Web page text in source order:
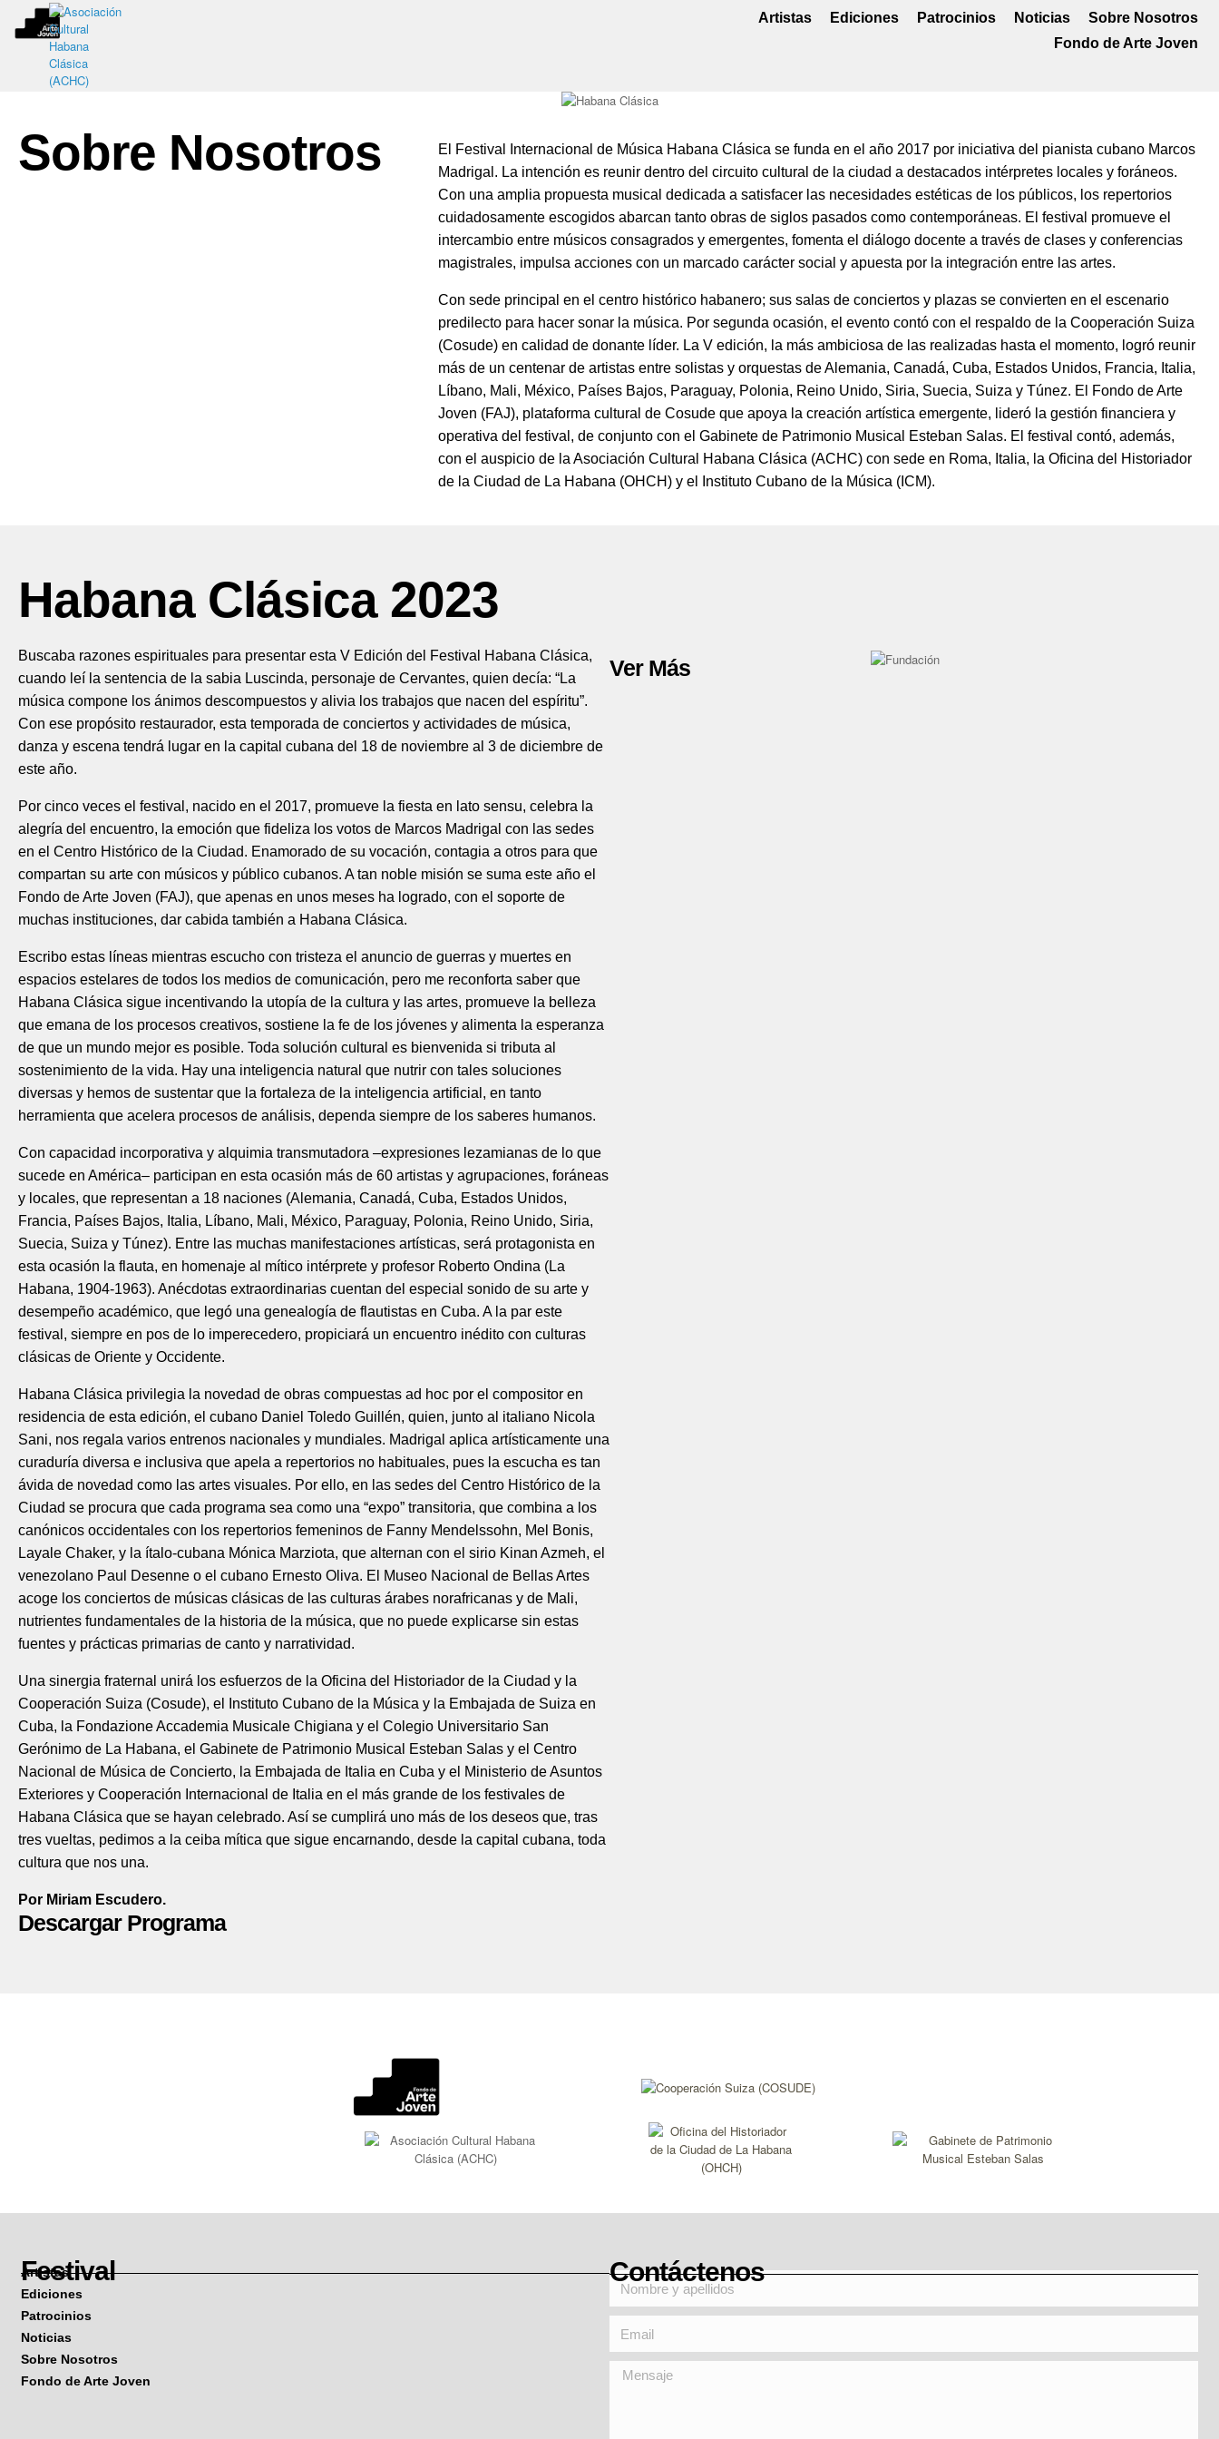
Artistas Ediciones Patrocinios Noticias
Sobre Nosotros
Fondo de Arte Joven
Sobre Nosotros
El Festival Internacional de Música Habana Clásica se funda en el año 2017 por iniciativa del pianista cubano Marcos
Madrigal. La intención es reunir dentro del circuito cultural de la ciudad a destacados intérpretes locales y foráneos.
Con una amplia propuesta musical dedicada a satisfacer las necesidades estéticas de los públicos, los repertorios
cuidadosamente escogidos abarcan tanto obras de siglos pasados como contemporáneas. El festival promueve el
intercambio entre músicos consagrados y emergentes, fomenta el diálogo docente a través de clases y conferencias
magistrales, impulsa acciones con un marcado carácter social y apuesta por la integración entre las artes.
Con sede principal en el centro histórico habanero; sus salas de conciertos y plazas se convierten en el escenario
predilecto para hacer sonar la música. Por segunda ocasión, el evento contó con el respaldo de la Cooperación Suiza
(Cosude) en calidad de donante líder. La V edición, la más ambiciosa de las realizadas hasta el momento, logró reunir
más de un centenar de artistas entre solistas y orquestas de Alemania, Canadá, Cuba, Estados Unidos, Francia, Italia,
Líbano, Mali, México, Países Bajos, Paraguay, Polonia, Reino Unido, Siria, Suecia, Suiza y Túnez. El Fondo de Arte
Joven (FAJ), plataforma cultural de Cosude que apoya la creación artística emergente, lideró la gestión financiera y
operativa del festival, de conjunto con el Gabinete de Patrimonio Musical Esteban Salas. El festival contó, además,
con el auspicio de la Asociación Cultural Habana Clásica (ACHC) con sede en Roma, Italia, la Oficina del Historiador
de la Ciudad de La Habana (OHCH) y el Instituto Cubano de la Música (ICM).
Habana Clásica 2023
Buscaba razones espirituales para presentar esta V Edición del Festival Habana Clásica,
cuando leí la sentencia de la sabia Luscinda, personaje de Cervantes, quien decía: “La
música compone los ánimos descompuestos y alivia los trabajos que nacen del espíritu”.
Con ese propósito restaurador, esta temporada de conciertos y actividades de música,
danza y escena tendrá lugar en la capital cubana del 18 de noviembre al 3 de diciembre de
este año.
Por cinco veces el festival, nacido en el 2017, promueve la fiesta en lato sensu, celebra la
alegría del encuentro, la emoción que fideliza los votos de Marcos Madrigal con las sedes
en el Centro Histórico de la Ciudad. Enamorado de su vocación, contagia a otros para que
compartan su arte con músicos y público cubanos. A tan noble misión se suma este año el
Fondo de Arte Joven (FAJ), que apenas en unos meses ha logrado, con el soporte de
muchas instituciones, dar cabida también a Habana Clásica.
Escribo estas líneas mientras escucho con tristeza el anuncio de guerras y muertes en
espacios estelares de todos los medios de comunicación, pero me reconforta saber que
Habana Clásica sigue incentivando la utopía de la cultura y las artes, promueve la belleza
que emana de los procesos creativos, sostiene la fe de los jóvenes y alimenta la esperanza
de que un mundo mejor es posible. Toda solución cultural es bienvenida si tributa al
sostenimiento de la vida. Hay una inteligencia natural que nutrir con tales soluciones
diversas y hemos de sustentar que la fortaleza de la inteligencia artificial, en tanto
herramienta que acelera procesos de análisis, dependa siempre de los saberes humanos.
Con capacidad incorporativa y alquimia transmutadora –expresiones lezamianas de lo que
sucede en América– participan en esta ocasión más de 60 artistas y agrupaciones, foráneas
y locales, que representan a 18 naciones (Alemania, Canadá, Cuba, Estados Unidos,
Francia, Países Bajos, Italia, Líbano, Mali, México, Paraguay, Polonia, Reino Unido, Siria,
Suecia, Suiza y Túnez). Entre las muchas manifestaciones artísticas, será protagonista en
esta ocasión la flauta, en homenaje al mítico intérprete y profesor Roberto Ondina (La
Habana, 1904-1963). Anécdotas extraordinarias cuentan del especial sonido de su arte y
desempeño académico, que legó una genealogía de flautistas en Cuba. A la par este
festival, siempre en pos de lo imperecedero, propiciará un encuentro inédito con culturas
clásicas de Oriente y Occidente.
Habana Clásica privilegia la novedad de obras compuestas ad hoc por el compositor en
residencia de esta edición, el cubano Daniel Toledo Guillén, quien, junto al italiano Nicola
Sani, nos regala varios entrenos nacionales y mundiales. Madrigal aplica artísticamente una
curaduría diversa e inclusiva que apela a repertorios no habituales, pues la escucha es tan
ávida de novedad como las artes visuales. Por ello, en las sedes del Centro Histórico de la
Ciudad se procura que cada programa sea como una “expo” transitoria, que combina a los
canónicos occidentales con los repertorios femeninos de Fanny Mendelssohn, Mel Bonis,
Layale Chaker, y la ítalo-cubana Mónica Marziota, que alternan con el sirio Kinan Azmeh, el
venezolano Paul Desenne o el cubano Ernesto Oliva. El Museo Nacional de Bellas Artes
acoge los conciertos de músicas clásicas de las culturas árabes norafricanas y de Mali,
nutrientes fundamentales de la historia de la música, que no puede explicarse sin estas
fuentes y prácticas primarias de canto y narratividad.
Una sinergia fraternal unirá los esfuerzos de la Oficina del Historiador de la Ciudad y la
Cooperación Suiza (Cosude), el Instituto Cubano de la Música y la Embajada de Suiza en
Cuba, la Fondazione Accademia Musicale Chigiana y el Colegio Universitario San
Gerónimo de La Habana, el Gabinete de Patrimonio Musical Esteban Salas y el Centro
Nacional de Música de Concierto, la Embajada de Italia en Cuba y el Ministerio de Asuntos
Exteriores y Cooperación Internacional de Italia en el más grande de los festivales de
Habana Clásica que se hayan celebrado. Así se cumplirá uno más de los deseos que, tras
tres vueltas, pedimos a la ceiba mítica que sigue encarnando, desde la capital cubana, toda
cultura que nos una.
Por Miriam Escudero.
Descargar Programa
Ver Más
Artistas
Ediciones
Patrocinios
Noticias
Sobre Nosotros
Fondo de Arte Joven
Festival Contáctenos